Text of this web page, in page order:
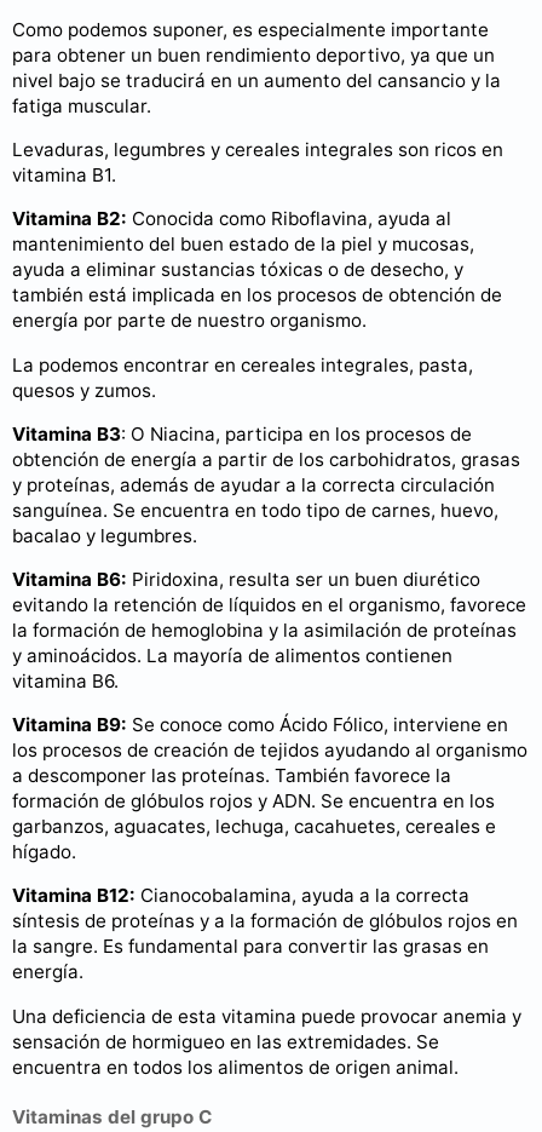
Como podemos suponer, es especialmente importante
para obtener un buen rendimiento deportivo, ya que un
nivel bajo se traducirá en un aumento del cansancio y la
fatiga muscular.
Levaduras, legumbres y cereales integrales son ricos en
vitamina B1.
Vitamina B2: Conocida como Riboflavina, ayuda al
mantenimiento del buen estado de la piel y mucosas,
ayuda a eliminar sustancias tóxicas o de desecho, y
también está implicada en los procesos de obtención de
energía por parte de nuestro organismo.
La podemos encontrar en cereales integrales, pasta,
quesos y zumos.
Vitamina B3: O Niacina, participa en los procesos de
obtención de energía a partir de los carbohidratos, grasas
y proteínas, además de ayudar a la correcta circulación
sanguínea. Se encuentra en todo tipo de carnes, huevo,
bacalao y legumbres.
Vitamina B6: Piridoxina, resulta ser un buen diurético
evitando la retención de líquidos en el organismo, favorece
la formación de hemoglobina y la asimilación de proteínas
y aminoácidos. La mayoría de alimentos contienen
vitamina B6.
Vitamina B9: Se conoce como Ácido Fólico, interviene en
los procesos de creación de tejidos ayudando al organismo
a descomponer las proteínas. También favorece la
formación de glóbulos rojos y ADN. Se encuentra en los
garbanzos, aguacates, lechuga, cacahuetes, cereales e
hígado.
Vitamina B12: Cianocobalamina, ayuda a la correcta
síntesis de proteínas y a la formación de glóbulos rojos en
la sangre. Es fundamental para convertir las grasas en
energía.
Una deficiencia de esta vitamina puede provocar anemia y
sensación de hormigueo en las extremidades. Se
encuentra en todos los alimentos de origen animal.
Vitaminas del grupo C